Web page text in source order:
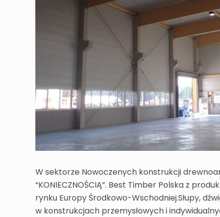
W sektorze Nowoczenych konstrukcji
“KONIECZNOŚCIĄ”. Best Timber Polska z
rynku Europy Środkowo-Wschodniej.Słupy,
w konstrukcjach przemysłowych i